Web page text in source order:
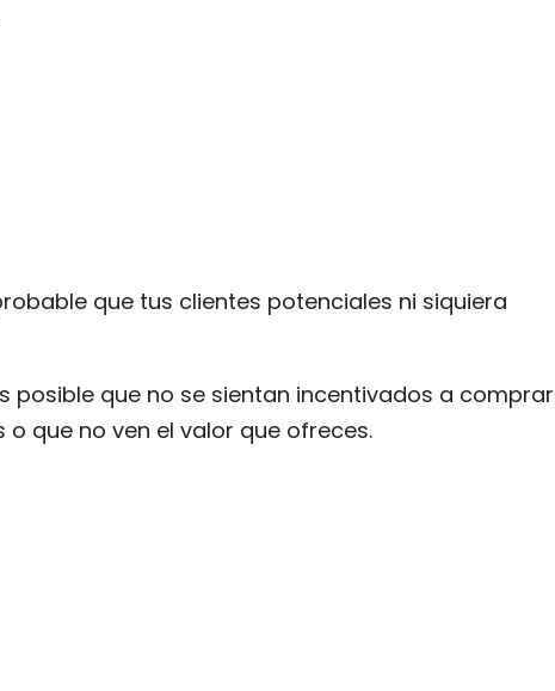
que tus clientes potenciales ni siquiera
posible que no se sientan incentivados a comprar
que no ven el valor que ofreces.